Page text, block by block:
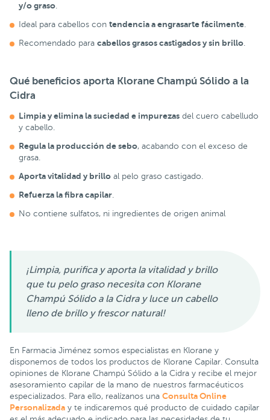
y/o graso.
Ideal para cabellos con tendencia a engrasarte fácilmente.
Recomendado para cabellos grasos castigados y sin brillo.
Qué beneficios aporta Klorane Champú Sólido a la
Cidra
Limpia y elimina la suciedad e impurezas del cuero cabelludo
y cabello.
Regula la producción de sebo, acabando con el exceso de
grasa.
Aporta vitalidad y brillo al pelo graso castigado.
Refuerza la fibra capilar
No contiene sulfatos, ni ingredientes de origen animal
¡Limpia, purifica y aporta la vitalidad y brillo
que tu pelo graso necesita con Klorane
Champú Sólido a la Cidra y luce un cabello
lleno de brillo y frescor natural!
En Farmacia Jiménez somos especialistas en Klorane y
disponemos de todos los productos de Klorane Capilar. Consulta
opiniones de Klorane Champú Sólido a la Cidra y recibe el mejor
asesoramiento capilar de la mano de nuestros farmacéuticos
especializados. Para ello, realízanos una Consulta Online
Personalizada y te indicaremos qué producto de cuidado capilar